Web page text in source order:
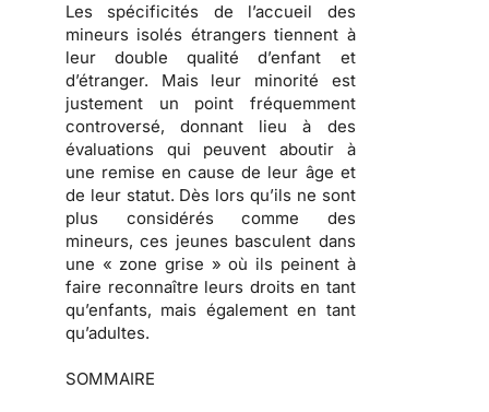
Les spécificités de l’accueil des
mineurs isolés étrangers tiennent à
leur double qualité d’enfant et
d’étranger. Mais leur minorité est
justement un point fréquemment
controversé, donnant lieu à des
évaluations qui peuvent aboutir à
une remise en cause de leur âge et
de leur statut. Dès lors qu’ils ne sont
plus considérés comme des
mineurs, ces jeunes basculent dans
une « zone grise » où ils peinent à
faire reconnaître leurs droits en tant
qu’enfants, mais également en tant
qu’adultes.
SOMMAIRE